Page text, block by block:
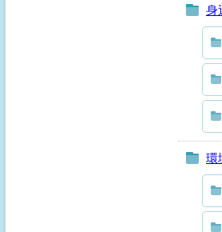
身
環